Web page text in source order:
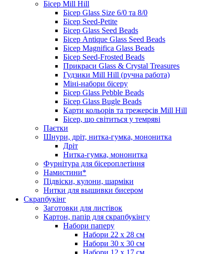
Бісер Mill Hill
Бісер Glass Size 6/0 та 8/0
Бісер Seed-Petite
Бісер Glass Seed Beads
Бісер Antique Glass Seed Beads
Бісер Magnifica Glass Beads
Бісер Seed-Frosted Beads
Прикраси Glass & Crystal Treasures
Гудзики Mill Hill (ручна работа)
Міні-набори бісеру
Бісер Glass Pebble Beads
Бісер Glass Bugle Beads
Карти кольорів та трежерсів Mill Hill
Бісер, що світиться у темряві
Паєтки
Шнури, дріт, нитка-гумка, мононитка
Дріт
Нитка-гумка, мононитка
Фурнітура для бісероплетіння
Намистини*
Підвіски, кулони, шарміки
Нитки для вышивки бисером
Скрапбукінг
Заготовки для листівок
Картон, папір для скрапбукінгу
Набори паперу
Набори 22 х 28 см
Набори 30 х 30 см
Набори 12 х 17 см